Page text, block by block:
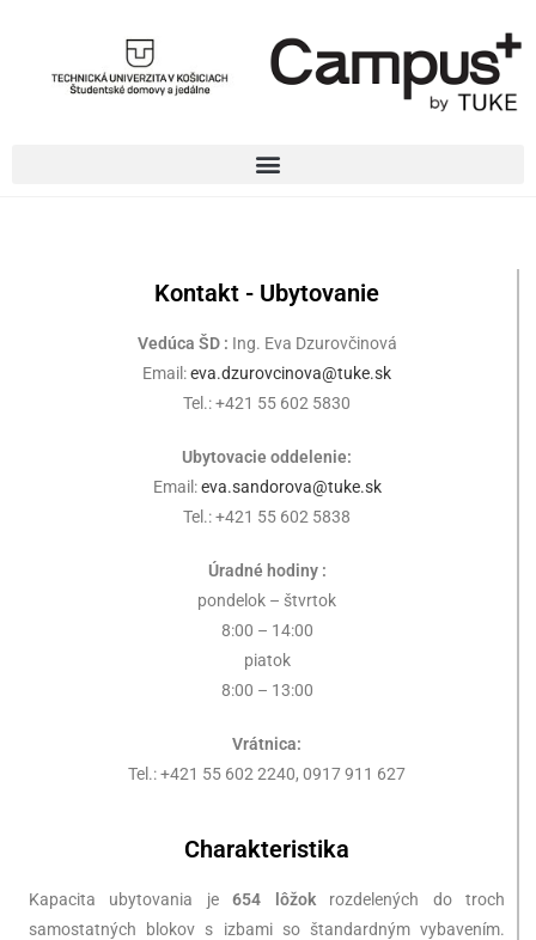
Kontakt - Ubytovanie
Vedúca ŠD : Ing. Eva Dzurovčinová
Email:eva.dzurovcinova@tuke.sk
Tel.: +421 55 602 5830
Ubytovacie oddelenie:
Email:eva.sandorova@tuke.sk
Tel.: +421 55 602 5838
Úradné hodiny :
pondelok – štvrtok
8:00 – 14:00
piatok
8:00 – 13:00
Vrátnica:
Tel.: +421 55 602 2240, 0917 911 627
Charakteristika
Kapacita ubytovania je654 lôžokrozdelených do troch
samostatných blokov s izbami so štandardným vybavením.